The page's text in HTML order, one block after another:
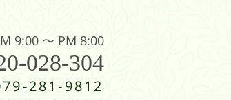
9:00 〜 PM 8:00
028-304
281-9812